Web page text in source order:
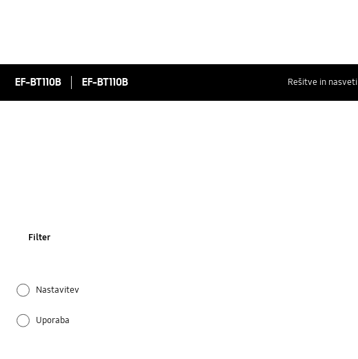
EF-BT110B EF-BT110B Rešitve in nasveti
Filter
Nastavitev
Uporaba